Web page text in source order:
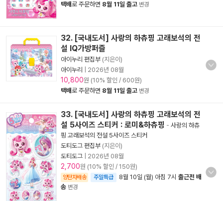
택배로 주문하면 8월 11일 출고 변경
32. [국내도서] 사랑의 하츄핑 고래보석의 전
설 IQ가방퍼즐
아이누리 편집부 (지은이)
아이누리
2026년 08월
10,800원 (10% 할인 / 600원)
택배로 주문하면 8월 11일 출고 변경
33. [국내도서] 사랑의 하츄핑 고래보석의 전
설 5사이즈 스티커 : 로미&하츄핑 - 사랑의 하츄
핑 고래보석의 전설 5사이즈 스티커
도티도그 편집부 (지은이)
도티도그
2026년 08월
2,700원 (10% 할인 / 150원)
양탄자배송 주말특급 8월 10일 (월) 아침 7시 출근전 배
송 변경